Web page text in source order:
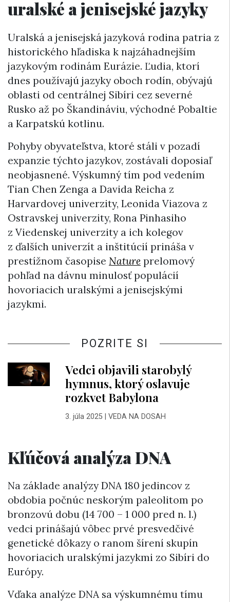
uralské a jenisejské jazyky
Uralská a jenisejská jazyková rodina patria z
historického hľadiska k najzáhadnejším
jazykovým rodinám Eurázie. Ľudia, ktorí
dnes používajú jazyky oboch rodín, obývajú
oblasti od centrálnej Sibíri cez severné
Rusko až po Škandináviu, východné Pobaltie
a Karpatskú kotlinu.
Pohyby obyvateľstva, ktoré stáli v pozadí
expanzie týchto jazykov, zostávali doposiaľ
neobjasnené. Výskumný tím pod vedením
Tian Chen Zenga a Davida Reicha z
Harvardovej univerzity, Leonida Viazova z
Ostravskej univerzity, Rona Pinhasiho
z Viedenskej univerzity a ich kolegov
z ďalších univerzít a inštitúcií prináša v
prestížnom časopise Nature prelomový
pohľad na dávnu minulosť populácií
hovoriacich uralskými a jenisejskými
jazykmi.
POZRITE SI
Vedci objavili starobylý
hymnus, ktorý oslavuje
rozkvet Babylona
3. júla 2025| VEDA NA DOSAH
Kľúčová analýza DNA
Na základe analýzy DNA 180 jedincov z
obdobia počnúc neskorým paleolitom po
bronzovú dobu (14 700 – 1 000 pred n. l.)
vedci prinášajú vôbec prvé presvedčivé
genetické dôkazy o ranom šírení skupín
hovoriacich uralskými jazykmi zo Sibíri do
Európy.
Vďaka analýze DNA sa výskumnému tímu